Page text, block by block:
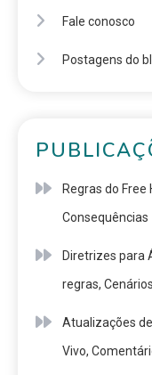
Fale conosco
Postagens do
Regras do Free
Consequências
Diretrizes para
regras,
Atualizações
Vivo,